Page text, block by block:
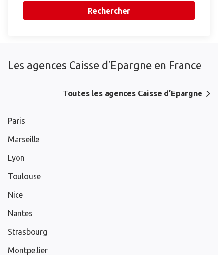
Rechercher
Les agences Caisse d’Epargne en France
Toutes les agences Caisse d’Epargne
Paris
Marseille
Lyon
Toulouse
Nice
Nantes
Strasbourg
Montpellier